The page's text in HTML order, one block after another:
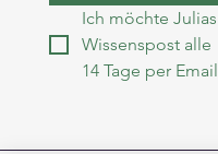
Ich möchte Julias
14 Tage per